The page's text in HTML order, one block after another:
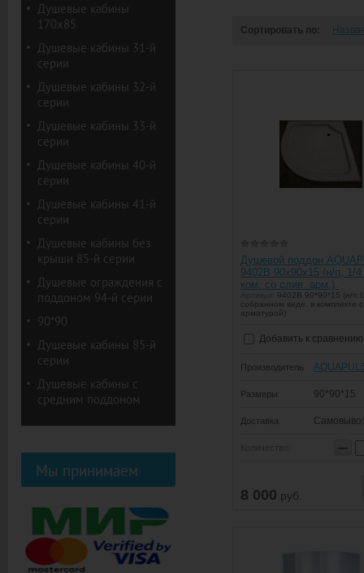
Сортировать по:
Душевой поддон
9402B 90х90х15 (н/п, 1/4
ком. со слив. арм.).
9402B 90*90*15 (н/п
собранном виде, в комплекте
арматурой)
Добавить к сравнению
Производитель
Размеры 90*90*15
Доставка
−
8 000 руб.
Душевые кабины
170х85
Душевые кабины 31-й
серии
Душевые кабины 32-й
серии
Душевые кабины 33-й
серии
Душевые кабины 40-й
серии
Душевые кабины 41-й
серии
Душевые кабины без
крыши 85-й серии
Душевые ограждения с
поддоном 94-й серии
90*90
Душевые кабины 85-й
серии
Душевые кабины с
средним поддоном
Мы принимаем